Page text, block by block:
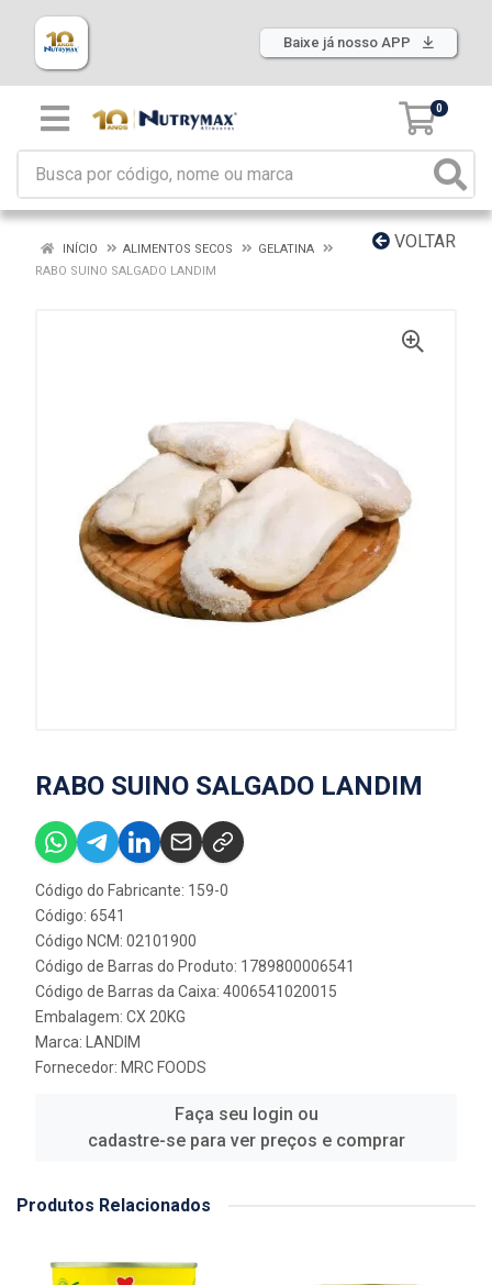
Baixe já nosso APP
0
VOLTAR
INÍCIO ALIMENTOS SECOS
GELATINA
RABO SUINO SALGADO LANDIM
RABO SUINO SALGADO LANDIM
Código do Fabricante: 159-0
Código: 6541
Código NCM: 02101900
Código de Barras do Produto: 1789800006541
Código de Barras da Caixa: 4006541020015
Embalagem: CX 20KG
Marca:
LANDIM
Fornecedor: MRC FOODS
Faça seu login ou
cadastre-se para ver preços e comprar
Produtos Relacionados